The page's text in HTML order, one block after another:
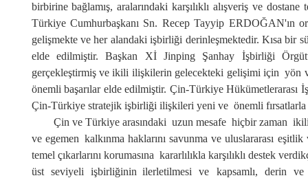
birbirine bağlamış, aralarındaki karşılıklı alışveriş ve
Türkiye Cumhurbaşkanı Sn. Recep Tayyip ERDOĞAN'ın
gelişmekte ve her alandaki işbirliği derinleşmektedir. Kısa bir
elde edilmiştir. Başkan Xİ Jinping Şanhay İşbirliği Örgütü
gerçekleştirmiş ve ikili ilişkilerin gelecekteki gelişimi için yön
önemli başarılar elde edilmiştir. Çin-Türkiye Hükümetlerarası
Çin-Türkiye stratejik işbirliği ilişkileri yeni veönemli fırsatlarla
Çin ve Türkiye arasındaki uzun mesafe hiçbir zaman
ve egemen kalkınma haklarını savunma ve uluslararası eşitlik
temel çıkarlarını korumasına kararlılıkla karşılıklı destek
üst seviyeliişbirliğinin ilerletilmesi ve kapsamlı, derin